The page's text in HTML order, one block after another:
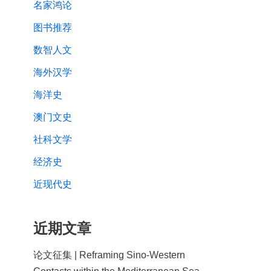
名家鸿论
图书推荐
数智人文
海外汉学
海洋史
澳门文史
社科文学
经济史
近现代史
近期文章
论文征集 | Reframing Sino-Western